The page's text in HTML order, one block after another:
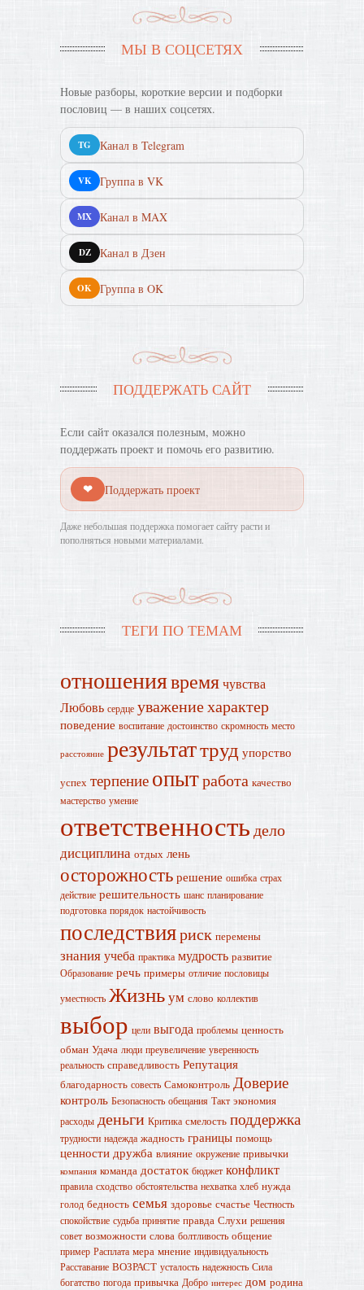
МЫ В СОЦСЕТЯХ
Новые разборы, короткие версии и подборки
пословиц — в наших соцсетях.
TG Канал в Telegram
VK Группа в VK
MX Канал в MAX
DZ Канал в Дзен
OK Группа в OK
ПОДДЕРЖАТЬ САЙТ
Если сайт оказался полезным, можно
поддержать проект и помочь его развитию.
❤ Поддержать проект
Даже небольшая поддержка помогает сайту расти и
пополняться новыми материалами.
ТЕГИ ПО ТЕМАМ
отношениявремячувства
Любовь сердце уважениехарактер
поведение воспитание достоинство скромность место
расстояние результаттруд упорство
успех терпение опытработа качество
мастерство умение
ответственностьдело
дисциплина отдых лень
осторожность решение ошибка страх
действие решительность шанс планирование
подготовка порядок настойчивость
последствияриск перемены
знанияучеба практика мудрость развитие
Образование речь примеры отличие пословицы
уместность Жизньум слово коллектив
выбор цели выгода проблемы ценность
обман Удача люди преувеличение уверенность
реальность справедливость Репутация
благодарность совесть Самоконтроль Доверие
контроль Безопасность обещания Такт экономия
расходы деньги Критика смелость поддержка
трудности надежда жадность границы помощь
ценности дружба влияние окружение привычки
компания команда достаток бюджет конфликт
правила сходство обстоятельства нехватка хлеб нужда
голод бедность семья здоровье счастье Честность
спокойствие судьба принятие правда Слухи решения
совет возможности слова болтливость общение
пример Расплата мера мнение индивидуальность
Расставание ВОЗРАСТ усталость надежность Сила
богатство погода привычка Добро интерес дом родина